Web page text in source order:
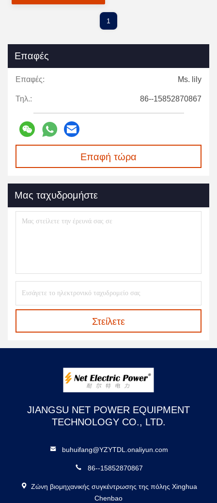
1
Επαφές
Επαφές: Ms. lily
Τηλ.: 86--15852870867
Επαφή τώρα
Μας ταχυδρομήστε
Στείλετε
JIANGSU NET POWER EQUIPMENT
TECHNOLOGY CO., LTD.
buhuifang@YZYTDL.onaliyun.com
86--15852870867
Ζώνη βιομηχανικής συγκέντρωσης της πόλης Xinghua
Chenbao